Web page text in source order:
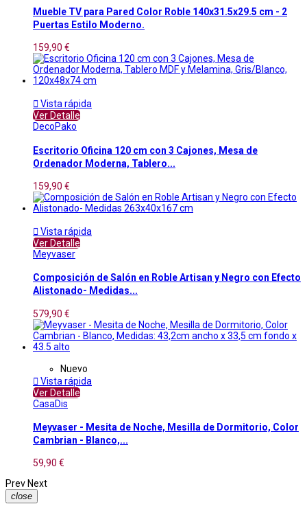
Mueble TV para Pared Color Roble 140x31.5x29.5 cm - 2
Puertas Estilo Moderno.
159,90 €
 Vista rápida
Ver Detalle
DecoPako
Escritorio Oficina 120 cm con 3 Cajones, Mesa de
Ordenador Moderna, Tablero...
159,90 €
 Vista rápida
Ver Detalle
Meyvaser
Composición de Salón en Roble Artisan y Negro con Efecto
Alistonado- Medidas...
579,90 €
Nuevo
 Vista rápida
Ver Detalle
CasaDis
Meyvaser - Mesita de Noche, Mesilla de Dormitorio, Color
Cambrian - Blanco,...
59,90 €
Prev Next
close